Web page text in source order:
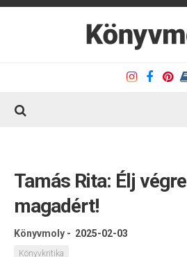
Könyvajánló
Kapcsolat
Olvasó sarok
Tamás Rita: Élj végre
magadért!
Könyvmoly - 2025-02-03
Könyvkritika